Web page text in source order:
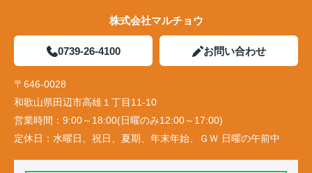
株式会社マルチョウ
0739-26-4100 お問い合わせ
〒646-0028
和歌山県田辺市高雄１丁目11-10
営業時間： 9:00～18:00(日曜のみ12:00～17:00)
定休日： 水曜日、祝日、夏期、年末年始、ＧＷ 日曜の午前中